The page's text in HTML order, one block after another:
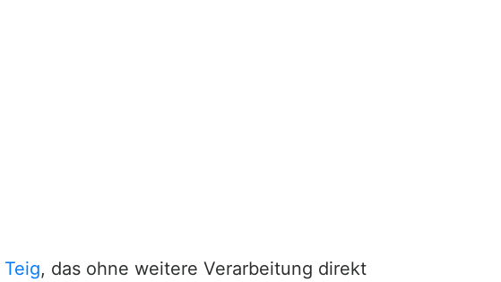
Teig, das ohne weitere Verarbeitung direkt